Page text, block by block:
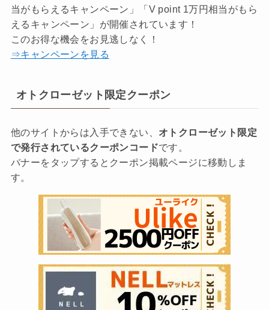
当がもらえるキャンペーン」「V point 1万円相当がもら
えるキャンペーン」が開催されています！
このお得な機会をお見逃しなく！
⇒キャンペーンを見る
オトクローゼット限定クーポン
他のサイトからは入手できない、 オトクローゼット限定
で発行されているクーポンコードです。
バナーをタップするとクーポン掲載ページに移動しま
す。